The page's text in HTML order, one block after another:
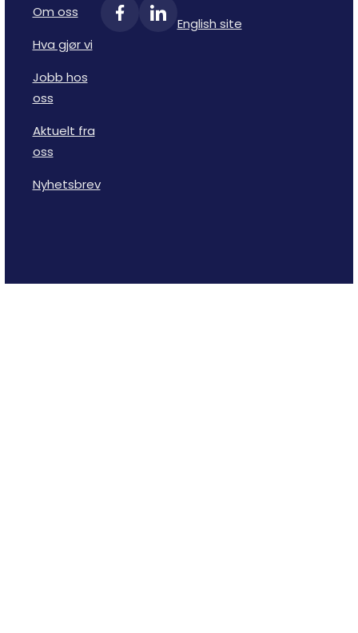
Om oss
Hva gjør vi
Jobb hos
oss
Aktuelt fra
oss
Nyhetsbrev
English site